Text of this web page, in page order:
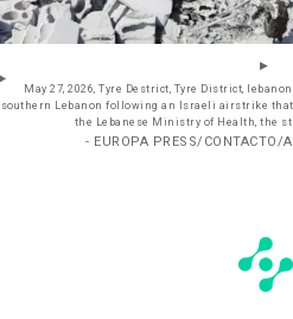
May 27, 2026, Tyre Destrict, Tyre District,
southern Lebanon following an Israeli airstrike
the Lebanese Ministry of Health, the
- EUROPA PRESS/CONTACTO/